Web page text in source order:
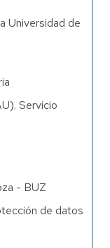
Universidad de
Servicio
- BUZ
de datos